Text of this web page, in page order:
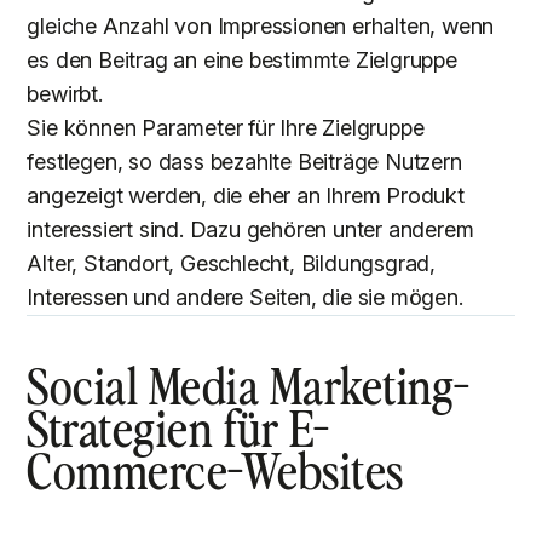
gleiche Anzahl von Impressionen erhalten, wenn
es den Beitrag an eine bestimmte Zielgruppe
bewirbt.
Sie können Parameter für Ihre Zielgruppe
festlegen, so dass bezahlte Beiträge Nutzern
angezeigt werden, die eher an Ihrem Produkt
interessiert sind. Dazu gehören unter anderem
Alter, Standort, Geschlecht, Bildungsgrad,
Interessen und andere Seiten, die sie mögen.
Social Media Marketing-
Strategien für E-
Commerce-Websites